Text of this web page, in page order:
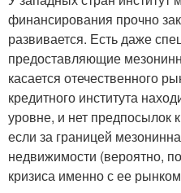
финансирования прочно
развивается. Есть даже
предоставляющие
касается отечественного
кредитного института
уровне, и нет предпосылок
если за границей
недвижимости (вероятно,
кризиса именно с ее